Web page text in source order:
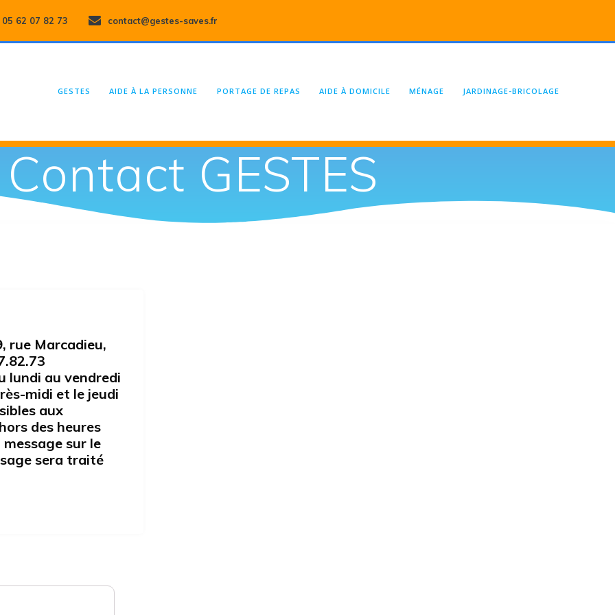
05 62 07 82 73 contact@gestes-saves.fr
GESTES AIDE À LA PERSONNE PORTAGE DE REPAS AIDE À DOMICILE MÉNAGE JARDINAGE-BRICOLAGE
Contact GESTES
rue Marcadieu,
lundi au vendredi
midi et le jeudi
aux
des heures
sur le
sera traité